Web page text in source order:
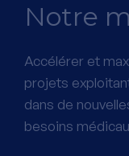
Notre
Accélérer et
projets
dans de
besoins